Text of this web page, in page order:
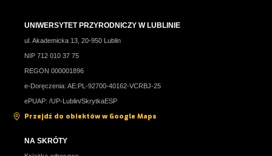
UNIWERSYTET PRZYRODNICZY W LUBLINIE
ul. Akademicka 13, 20-950 Lublin
NIP 712 010 37 75
REGON 000001896
e-Doręczenia: AE:PL-92700-40162-VCRBJ-25
ePUAP: /UP-Lublin/SkrytkaESP
Przejdź do obiektów w Google Maps
NA SKRÓTY